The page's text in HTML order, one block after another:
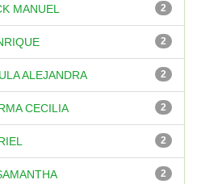
2
MANUEL
2
2
ALEJANDRA
2
CECILIA
2
2